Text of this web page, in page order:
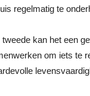
regelmatig te
tweede kan het een
om iets te